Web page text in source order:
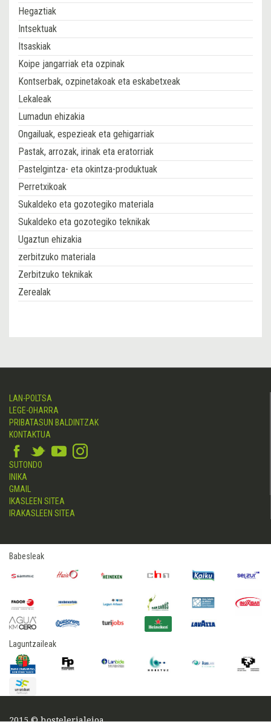
Hegaztiak
Intsektuak
Itsaskiak
Koipe jangarriak eta ozpinak
Kontserbak, ozpinetakoak eta eskabetxeak
Lekaleak
Lumadun ehizakia
Ongailuak, espezieak eta gehigarriak
Pastak, arrozak, irinak eta eratorriak
Pastelgintza- eta okintza-produktuak
Perretxikoak
Sukaldeko eta gozotegiko materiala
Sukaldeko eta gozotegiko teknikak
Ugaztun ehizakia
zerbitzuko materiala
Zerbitzuko teknikak
Zerealak
LAN-POLTSA
LEGE-OHARRA
PRIBATASUN BALDINTZAK
KONTAKTUA
SUTONDO
INIKA
GMAIL
IKASLEEN SITEA
IRAKASLEEN SITEA
Babesleak
Laguntzaileak